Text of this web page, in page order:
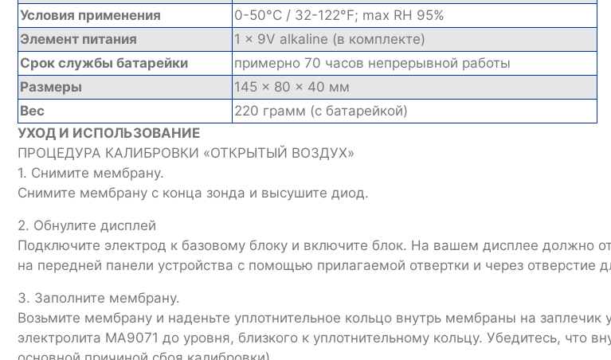
Условия применения
0-50°C / 32-122°F; max RH 95%
Элемент питания
1 x 9V alkaline (в комплекте)
Срок службы батарейки
примерно 70 часов непрерывной работы
Размеры
145 x 80 x 40 мм
Вес
220 грамм (с батарейкой)
УХОД И ИСПОЛЬЗОВАНИЕ
ПРОЦЕДУРА КАЛИБРОВКИ «ОТКРЫТЫЙ ВОЗДУХ»
1. Снимите мембрану.
Снимите мембрану с конца зонда и высушите диод.
2. Обнулите дисплей
Подключите электрод к базовому блоку и включите блок. На вашем дисплее должно
на передней панели устройства с помощью прилагаемой отвертки и через отверстие
3. Заполните мембрану.
Возьмите мембрану и наденьте уплотнительное кольцо внутрь мембраны на
электролита MA9071 до уровня, близкого к уплотнительному кольцу. Убедитесь, что